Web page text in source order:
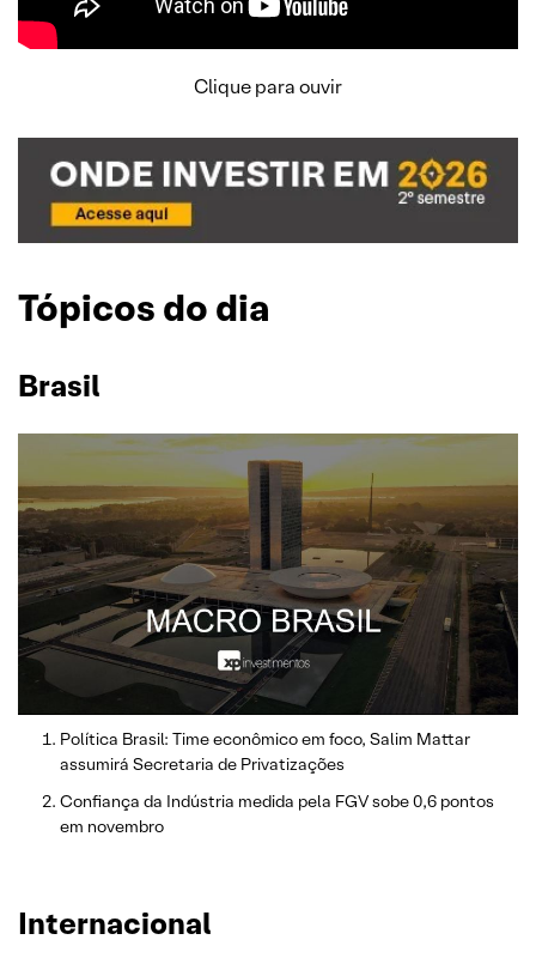
Clique para ouvir
Tópicos do dia
Brasil
Política Brasil: Time econômico em foco, Salim Mattar
assumirá Secretaria de Privatizações
Confiança da Indústria medida pela FGV sobe 0,6 pontos
em novembro
Internacional